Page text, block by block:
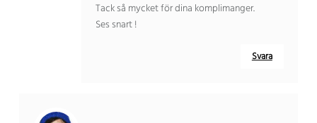
Tack så mycket för dina komplimanger.
Ses snart !
Svara